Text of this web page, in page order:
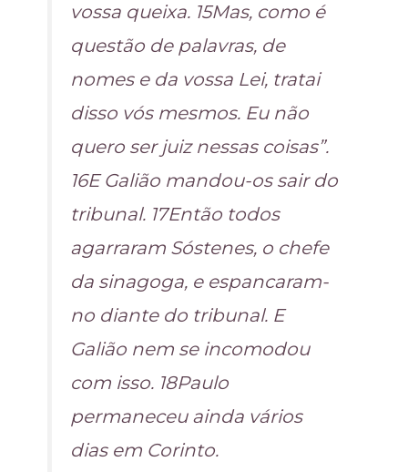
vossa queixa. 15Mas, como é
questão de palavras, de
nomes e da vossa Lei, tratai
disso vós mesmos. Eu não
quero ser juiz nessas coisas”.
16E Galião mandou-os sair do
tribunal. 17Então todos
agarraram Sóstenes, o chefe
da sinagoga, e espancaram-
no diante do tribunal. E
Galião nem se incomodou
com isso. 18Paulo
permaneceu ainda vários
dias em Corinto.